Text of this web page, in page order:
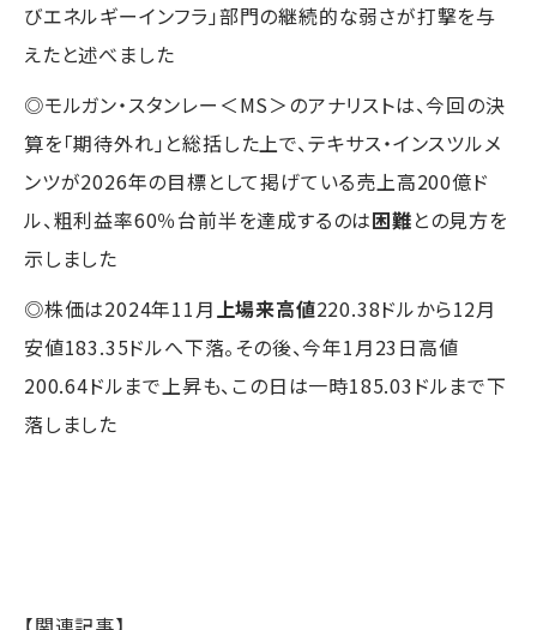
びエネルギーインフラ」部門の継続的な弱さが打撃を与
えたと述べました
◎モルガン・スタンレー＜MS＞のアナリストは、今回の決
算を「期待外れ」と総括した上で、テキサス・インスツルメ
ンツが2026年の目標として掲げている売上高200億ド
ル、粗利益率60％台前半を達成するのは困難との見方を
示しました
◎株価は2024年11月上場来高値220.38ドルから12月
安値183.35ドルへ下落。その後、今年1月23日高値
200.64ドルまで上昇も、この日は一時185.03ドルまで下
落しました